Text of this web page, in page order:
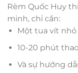
Rèm Quốc Huy
minh, chỉ cần:
Một tua vít nhỏ
10-20 phút
Và sự hướng